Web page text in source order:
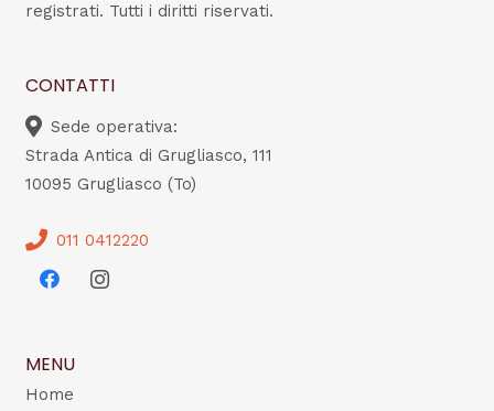
registrati. Tutti i diritti riservati.
CONTATTI
Sede operativa:
Strada Antica di Grugliasco, 111
10095 Grugliasco (To)
011 0412220
MENU
Home